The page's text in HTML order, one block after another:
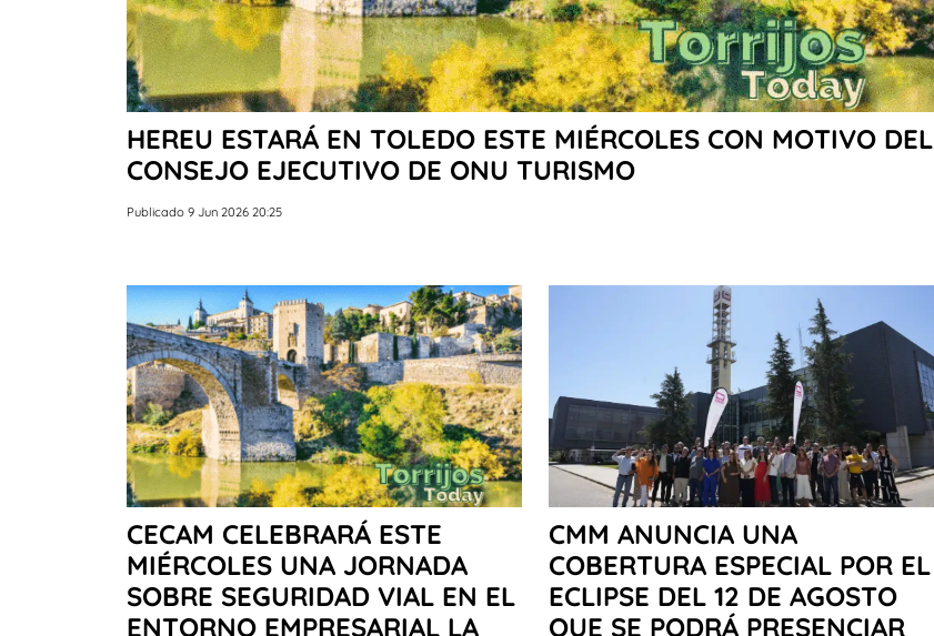
HEREU ESTARÁ EN TOLEDO ESTE MIÉRCOLES CON MOTIVO DEL
CONSEJO EJECUTIVO DE ONU TURISMO
Publicado 9 Jun 2026 20:25
CECAM CELEBRARÁ ESTE
MIÉRCOLES UNA JORNADA
SOBRE SEGURIDAD VIAL EN EL
ENTORNO EMPRESARIAL LA
CMM ANUNCIA UNA
COBERTURA ESPECIAL POR EL
ECLIPSE DEL 12 DE AGOSTO
QUE SE PODRÁ PRESENCIAR